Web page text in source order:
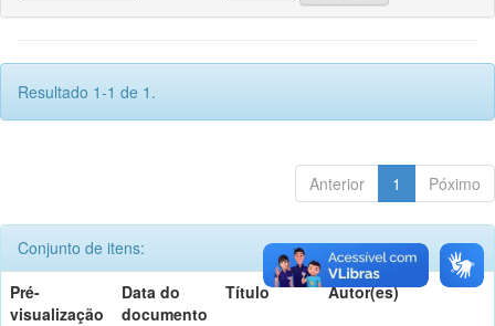
Resultado 1-1 de 1.
Anterior 1 Póximo
Conjunto de itens:
Pré-
visualização
Data do
documento
Título Autor(es)